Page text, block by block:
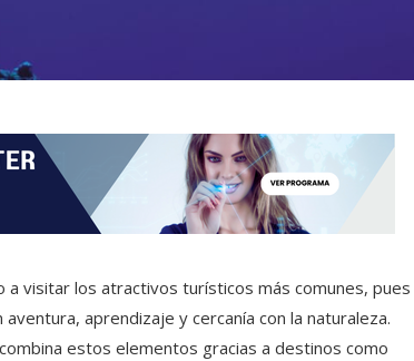
a visitar los atractivos turísticos más comunes, pues
aprendizaje y cercanía con la naturaleza.
estos elementos gracias a destinos como